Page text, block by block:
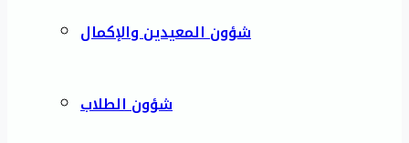
شؤون المعيدين والإكمال
شؤون الطلاب